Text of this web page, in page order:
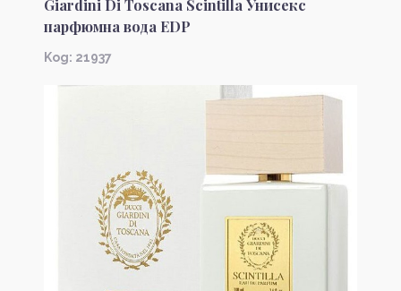
Giardini Di Toscana Scintilla Унисекс
парфюмна вода EDP
Kод: 21937